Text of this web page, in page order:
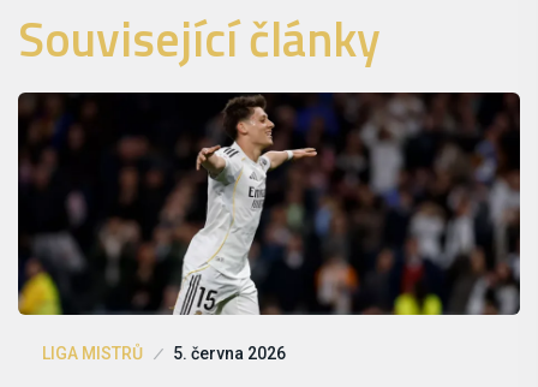
Související články
LIGA MISTRŮ 5. června 2026